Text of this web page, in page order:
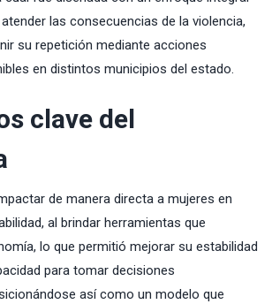
las consecuencias de la violencia,
su repetición mediante acciones
en distintos municipios del estado.
clave del
de manera directa a mujeres en
al brindar herramientas que
lo que permitió mejorar su estabilidad
para tomar decisiones
así como un modelo que